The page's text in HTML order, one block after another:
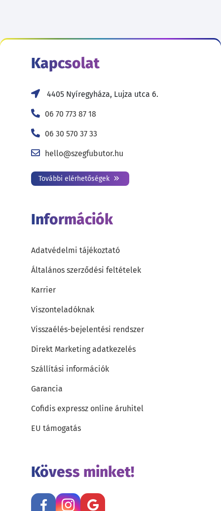
Kapcsolat
4405 Nyíregyháza, Lujza utca 6.
06 70 773 87 18
06 30 570 37 33
hello@szegfubutor.hu
További elérhetőségek
Információk
Adatvédelmi tájékoztató
Általános szerződési feltételek
Karrier
Viszonteladóknak
Visszaélés-bejelentési rendszer
Direkt Marketing adatkezelés
Szállítási információk
Garancia
Cofidis expressz online áruhitel
EU támogatás
Kövess minket!